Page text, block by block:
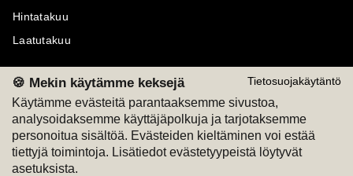
Tietosuojakäytäntö
🍪 Mekin käytämme keksejä
Käytämme evästeitä parantaaksemme sivustoa,
analysoidaksemme käyttäjäpolkuja ja tarjotaksemme
personoitua sisältöä. Evästeiden kieltäminen voi estää
tiettyjä toimintoja. Lisätiedot evästetyypeistä löytyvät
asetuksista.
Hintatakuu
Laatutakuu
Maksutavat
M
Seuraa meitä